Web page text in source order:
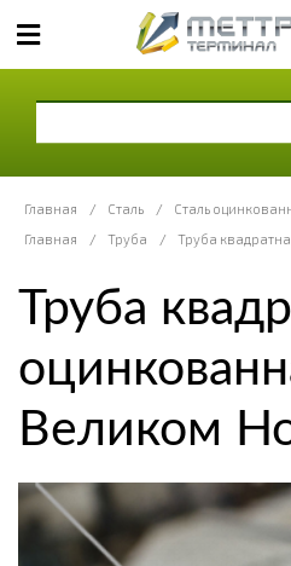
Главная / Сталь /
Сталь
Главная
/ Труба / Труба
Труба
Великом